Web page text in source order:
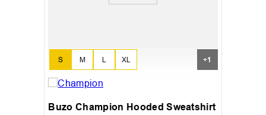
S L
M XL +1
Buzo Champion Hooded Sweatshirt